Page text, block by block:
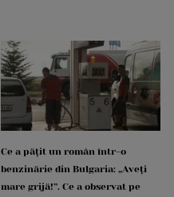
Ce a pățit un român într-o
benzinărie din Bulgaria: „Aveți
mare grijă!”. Ce a observat pe